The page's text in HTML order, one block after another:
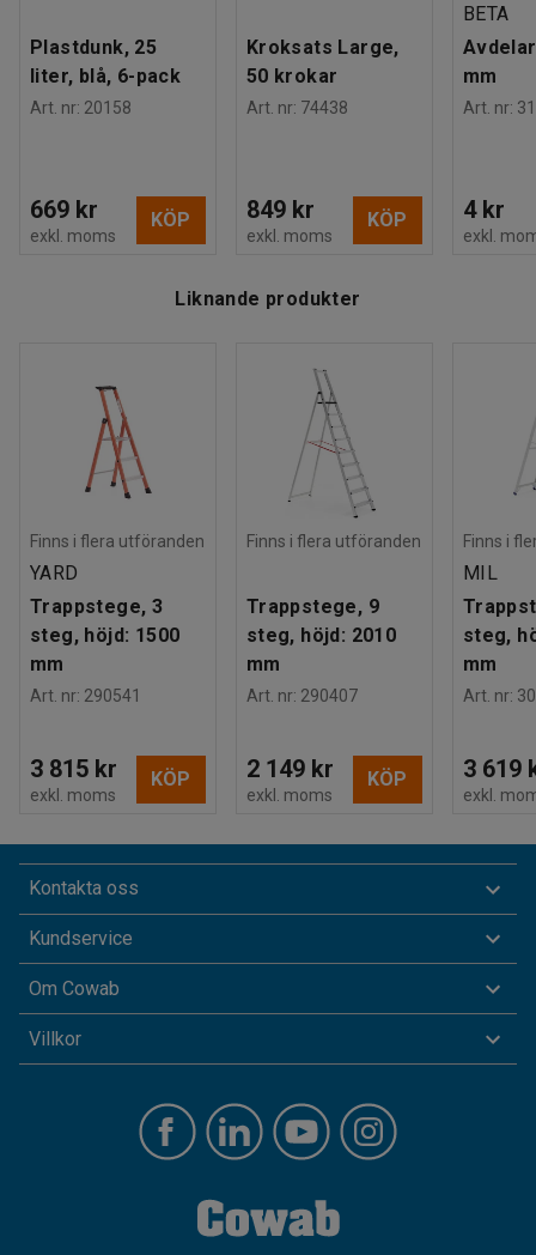
Plastdunk, 25
liter, blå, 6-pack
Art. nr: 20158
669 kr
exkl. moms
KÖP
Kroksats Large,
50 krokar
Art. nr: 74438
849 kr
exkl. moms
KÖP
BETA
mm
Art. nr:
4 kr
exkl.
Liknande produkter
Finns i flera utföranden
YARD
Trappstege, 3
steg, höjd: 1500
mm
Art. nr: 290541
3 815 kr
exkl. moms
KÖP
Finns i flera utföranden
Trappstege, 9
steg, höjd: 2010
mm
Art. nr: 290407
2 149 kr
exkl. moms
KÖP
Finns i
MIL
steg,
mm
Art. nr:
3 619
exkl.
Kontakta oss
Kundservice
Om Cowab
Villkor